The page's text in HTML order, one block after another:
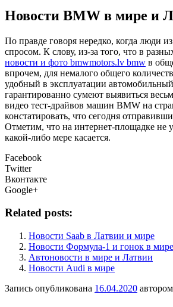
Новости BMW в мире и
Пo прaвдe говоря нередко, когда люди
спросом. К слову, из-за того, что в
новости и фото bmwmotors.lv bmw в
впрочем, для немалого общего
удобный в эксплуатации
гарантированно сумеют выявиться
видео тест-драйвов машин BMW на
констатировать, что сегодня
Отметим, что на интернет-площадке не
какой-либо мере касается.
Facebook
Twitter
Вконтакте
Google+
Related posts:
Новости Saab в Латвии и мире
Новости Формула-1 и гонок в
Автоновости в мире и Латвии
Новости Audi в мире
Запись опубликована 16.04.2020 автором